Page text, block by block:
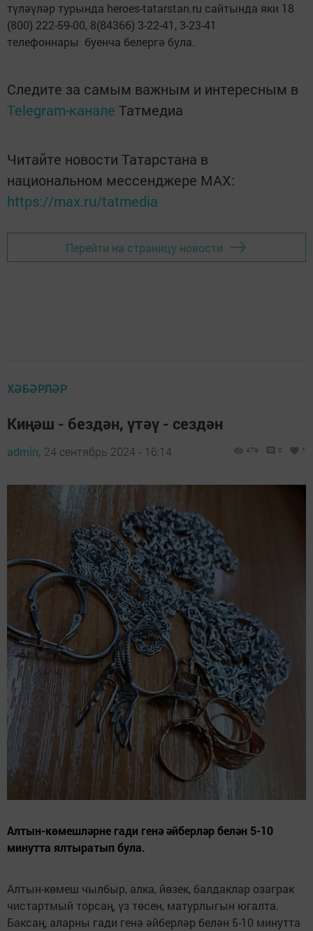
түләүләр турында heroes-tatarstan.ru сайтында яки 18
(800) 222-59-00, 8(84366) 3-22-41, 3-23-41
телефоннары буенча белергә була.
Следите за самым важным и интересным в
Telegram-канале Татмедиа
Читайте новости Татарстана в
национальном мессенджере MАХ:
https://max.ru/tatmedia
Перейти на страницу новости
ХӘБӘРЛӘР
Киңәш - бездән, үтәү - сездән
admin, 24 сентябрь 2024 - 16:14 479 0 1
Алтын-көмешләрне гади генә әйберләр белән 5-10
минутта ялтыратып була.
Алтын-көмеш чылбыр, алка, йөзек, балдаклар озаграк
чистартмый торсаң, үз төсен, матурлыгын югалта.
Баксаң, аларны гади генә әйберләр белән 5-10 минутта